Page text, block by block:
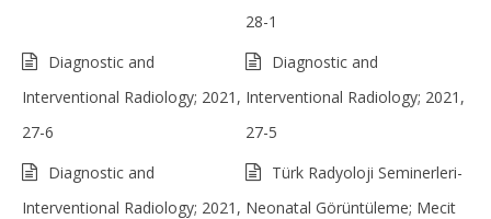
28-1
Diagnostic and
Interventional Radiology; 2021,
27-6
Diagnostic and
Interventional Radiology; 2021,
27-5
Diagnostic and
Interventional Radiology; 2021,
Türk Radyoloji Seminerleri-
Neonatal Görüntüleme; Mecit